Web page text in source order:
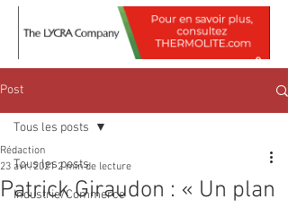
Post
Tous les posts
Industrie/Commerce
Tous les posts
Patrick Giraudon : « Un plan
Rédaction
23 avr. 2021 2 min de lecture